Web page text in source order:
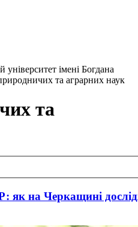
імені Богдана
та аграрних наук
та
як на Черкащині